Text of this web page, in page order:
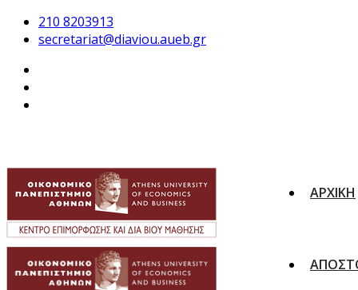
210 8203913
secretariat@diaviou.aueb.gr
ΑΡΧΙΚΗ